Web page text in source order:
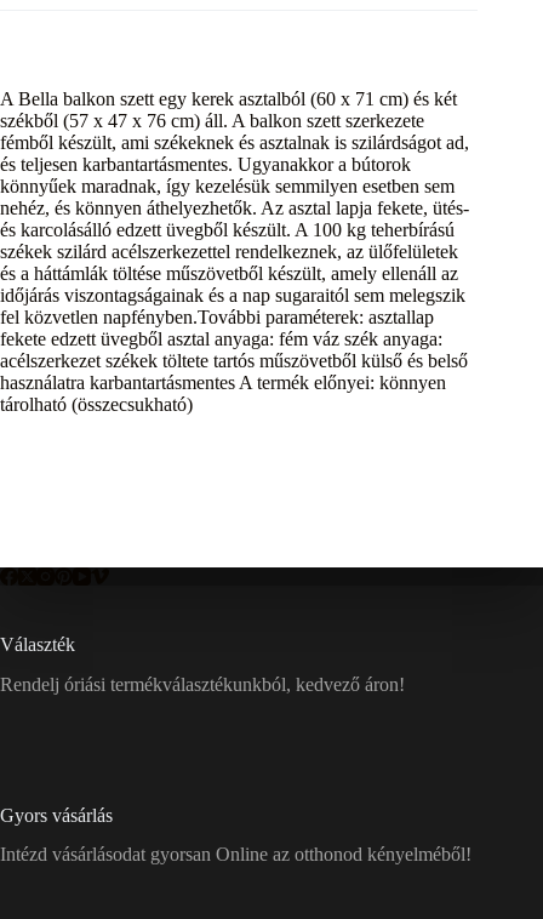
A Bella balkon szett egy kerek asztalból (60 x 71 cm) és két
székből (57 x 47 x 76 cm) áll. A balkon szett szerkezete
fémből készült, ami székeknek és asztalnak is szilárdságot ad,
és teljesen karbantartásmentes. Ugyanakkor a bútorok
könnyűek maradnak, így kezelésük semmilyen esetben sem
nehéz, és könnyen áthelyezhetők. Az asztal lapja fekete, ütés-
és karcolásálló edzett üvegből készült. A 100 kg teherbírású
székek szilárd acélszerkezettel rendelkeznek, az ülőfelületek
és a háttámlák töltése műszövetből készült, amely ellenáll az
időjárás viszontagságainak és a nap sugaraitól sem melegszik
fel közvetlen napfényben.További paraméterek: asztallap
fekete edzett üvegből asztal anyaga: fém váz szék anyaga:
acélszerkezet székek töltete tartós műszövetből külső és belső
használatra karbantartásmentes A termék előnyei: könnyen
tárolható (összecsukható)
Választék
Rendelj óriási termékválasztékunkból, kedvező áron!
Gyors vásárlás
Intézd vásárlásodat gyorsan Online az otthonod kényelméből!